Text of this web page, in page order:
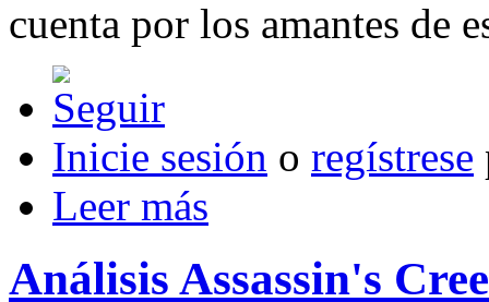
cuenta por los amantes de
Inicie sesión o regístrese
Leer más
Análisis Assassin's